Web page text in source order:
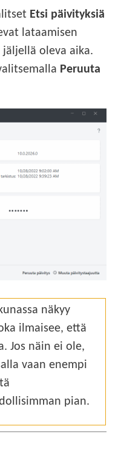
Etsi päivityksiä
lataamisen
oleva aika.
Peruuta
näkyy
ilmaisee, että
Jos näin ei ole,
vaan enempi
pian.